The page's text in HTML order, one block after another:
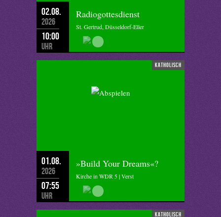
02.08.
2026
10:00
Uhr
Radiogottesdienst
St. Gertrud, Düsseldorf-Eller
katholisch
01.08.
2026
07:55
Uhr
»Build Your Dreams«?
Kirche in WDR 5 | Verst
katholisch